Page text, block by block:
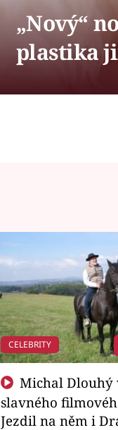
„Nový“
plastika
CELEBRITY
slavného
Jezdil na něm i